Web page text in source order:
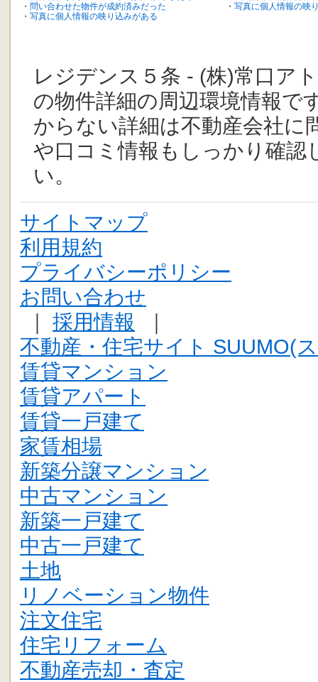
・ 問い合わせた物件が成約済みだった
・ 写真に個人情報の映り込みがある
・ 写真に個人情報の映
レジデンス５条 - (株)常口ア
の物件詳細の周辺環境情報で
からない詳細は不動産会社に
や口コミ情報もしっかり確認
い。
サイトマップ
利用規約
プライバシーポリシー
お問い合わせ
｜ 採用情報 ｜
不動産・住宅サイト SUUMO(
賃貸マンション
賃貸アパート
賃貸一戸建て
家賃相場
新築分譲マンション
中古マンション
新築一戸建て
中古一戸建て
土地
リノベーション物件
注文住宅
住宅リフォーム
不動産売却・査定